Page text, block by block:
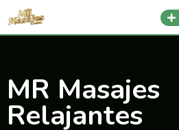
Saltar
MR Masajes
Relajantes